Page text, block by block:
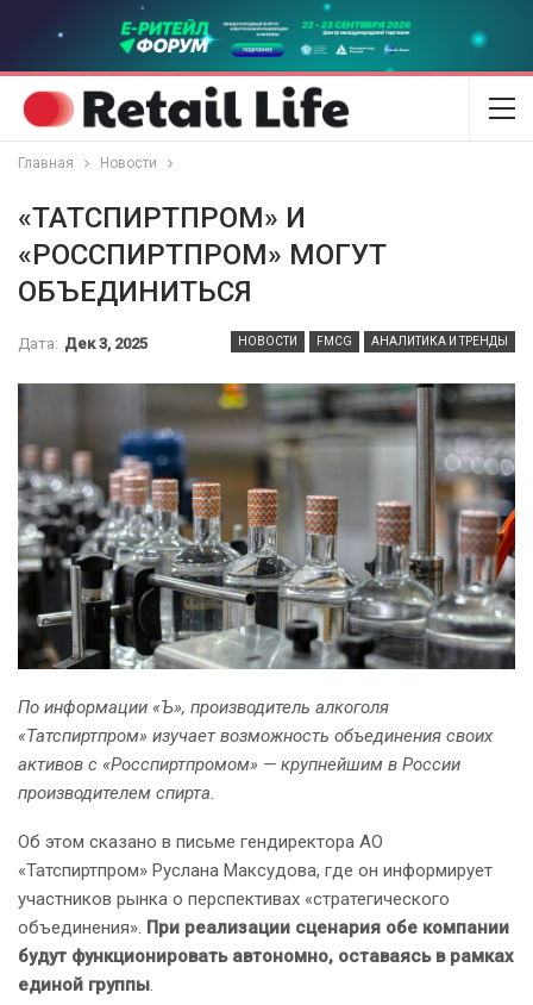
Главная Новости
«ТАТСПИРТПРОМ» И
«РОССПИРТПРОМ» МОГУТ
ОБЪЕДИНИТЬСЯ
НОВОСТИ FMCG АНАЛИТИКА И ТРЕНДЫ
Дата: Дек 3, 2025
По информации «Ъ», производитель алкоголя
«Татспиртпром» изучает возможность объединения своих
активов с «Росспиртпромом» — крупнейшим в России
производителем спирта.
Об этом сказано в письме гендиректора АО
«Татспиртпром» Руслана Максудова, где он информирует
участников рынка о перспективах «стратегического
объединения». При реализации сценария обе компании
будут функционировать автономно, оставаясь в рамках
единой группы.